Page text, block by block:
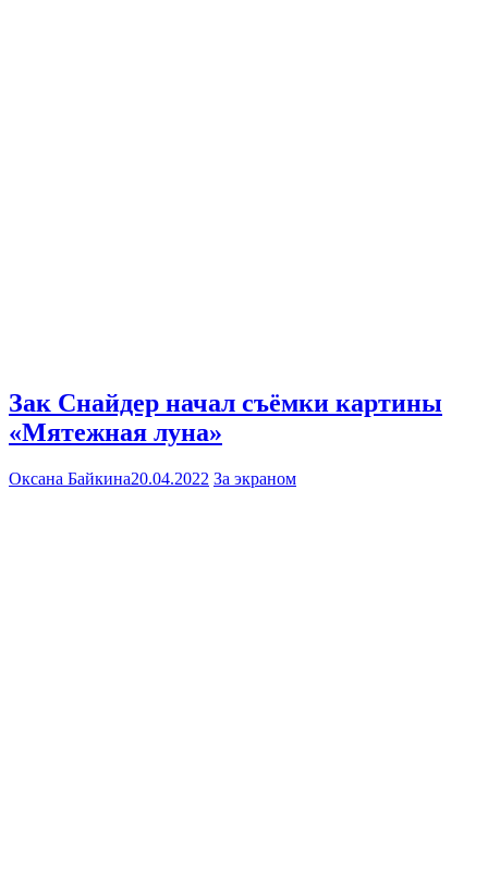
Зак Снайдер начал съёмки картины
«Мятежная луна»
Оксана Байкина20.04.2022 За экраном